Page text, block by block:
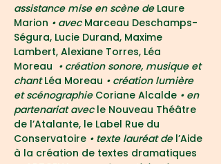
assistance mise en scène de Laure
Marion • avec Marceau Deschamps-
Ségura, Lucie Durand, Maxime
Lambert, Alexiane Torres, Léa
Moreau • création sonore, musique et
chant Léa Moreau • création lumière
et scénographie Coriane Alcalde • en
partenariat avec le Nouveau Théâtre
de l’Atalante, le Label Rue du
Conservatoire • texte lauréat de l’Aide
à la création de textes dramatiques